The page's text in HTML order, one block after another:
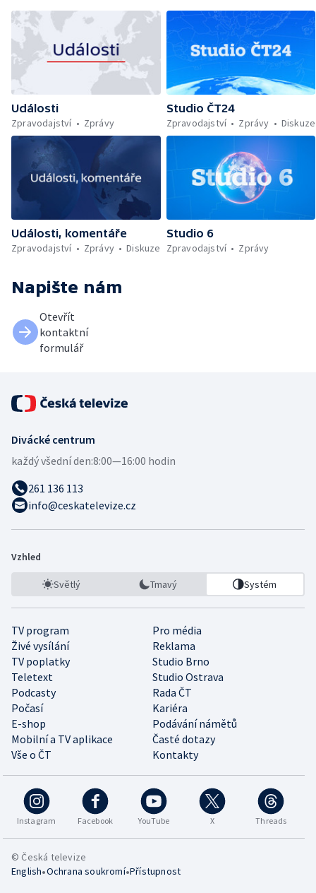
Události
Zpravodajství
Zprávy
Studio ČT24
Zpravodajství
Zprávy Diskuze
Události, komentáře
Zpravodajství
Zprávy Diskuze
Studio 6
Zpravodajství
Zprávy
Napište nám
Otevřít
kontaktní
formulář
Divácké centrum
každý všední den:8:00—16:00 hodin
261 136 113
info@ceskatelevize.cz
Vzhled
Světlý Tmavý Systém
TV program
Pro média
Živé vysílání
Reklama
TV poplatky
Studio Brno
Teletext
Studio Ostrava
Podcasty
Rada ČT
Počasí
Kariéra
E-shop
Podávání námětů
Mobilní a TV aplikace
Časté dotazy
Vše o ČT
Kontakty
Instagram Facebook YouTube X Threads
© Česká televize
English•Ochrana soukromí•Přístupnost